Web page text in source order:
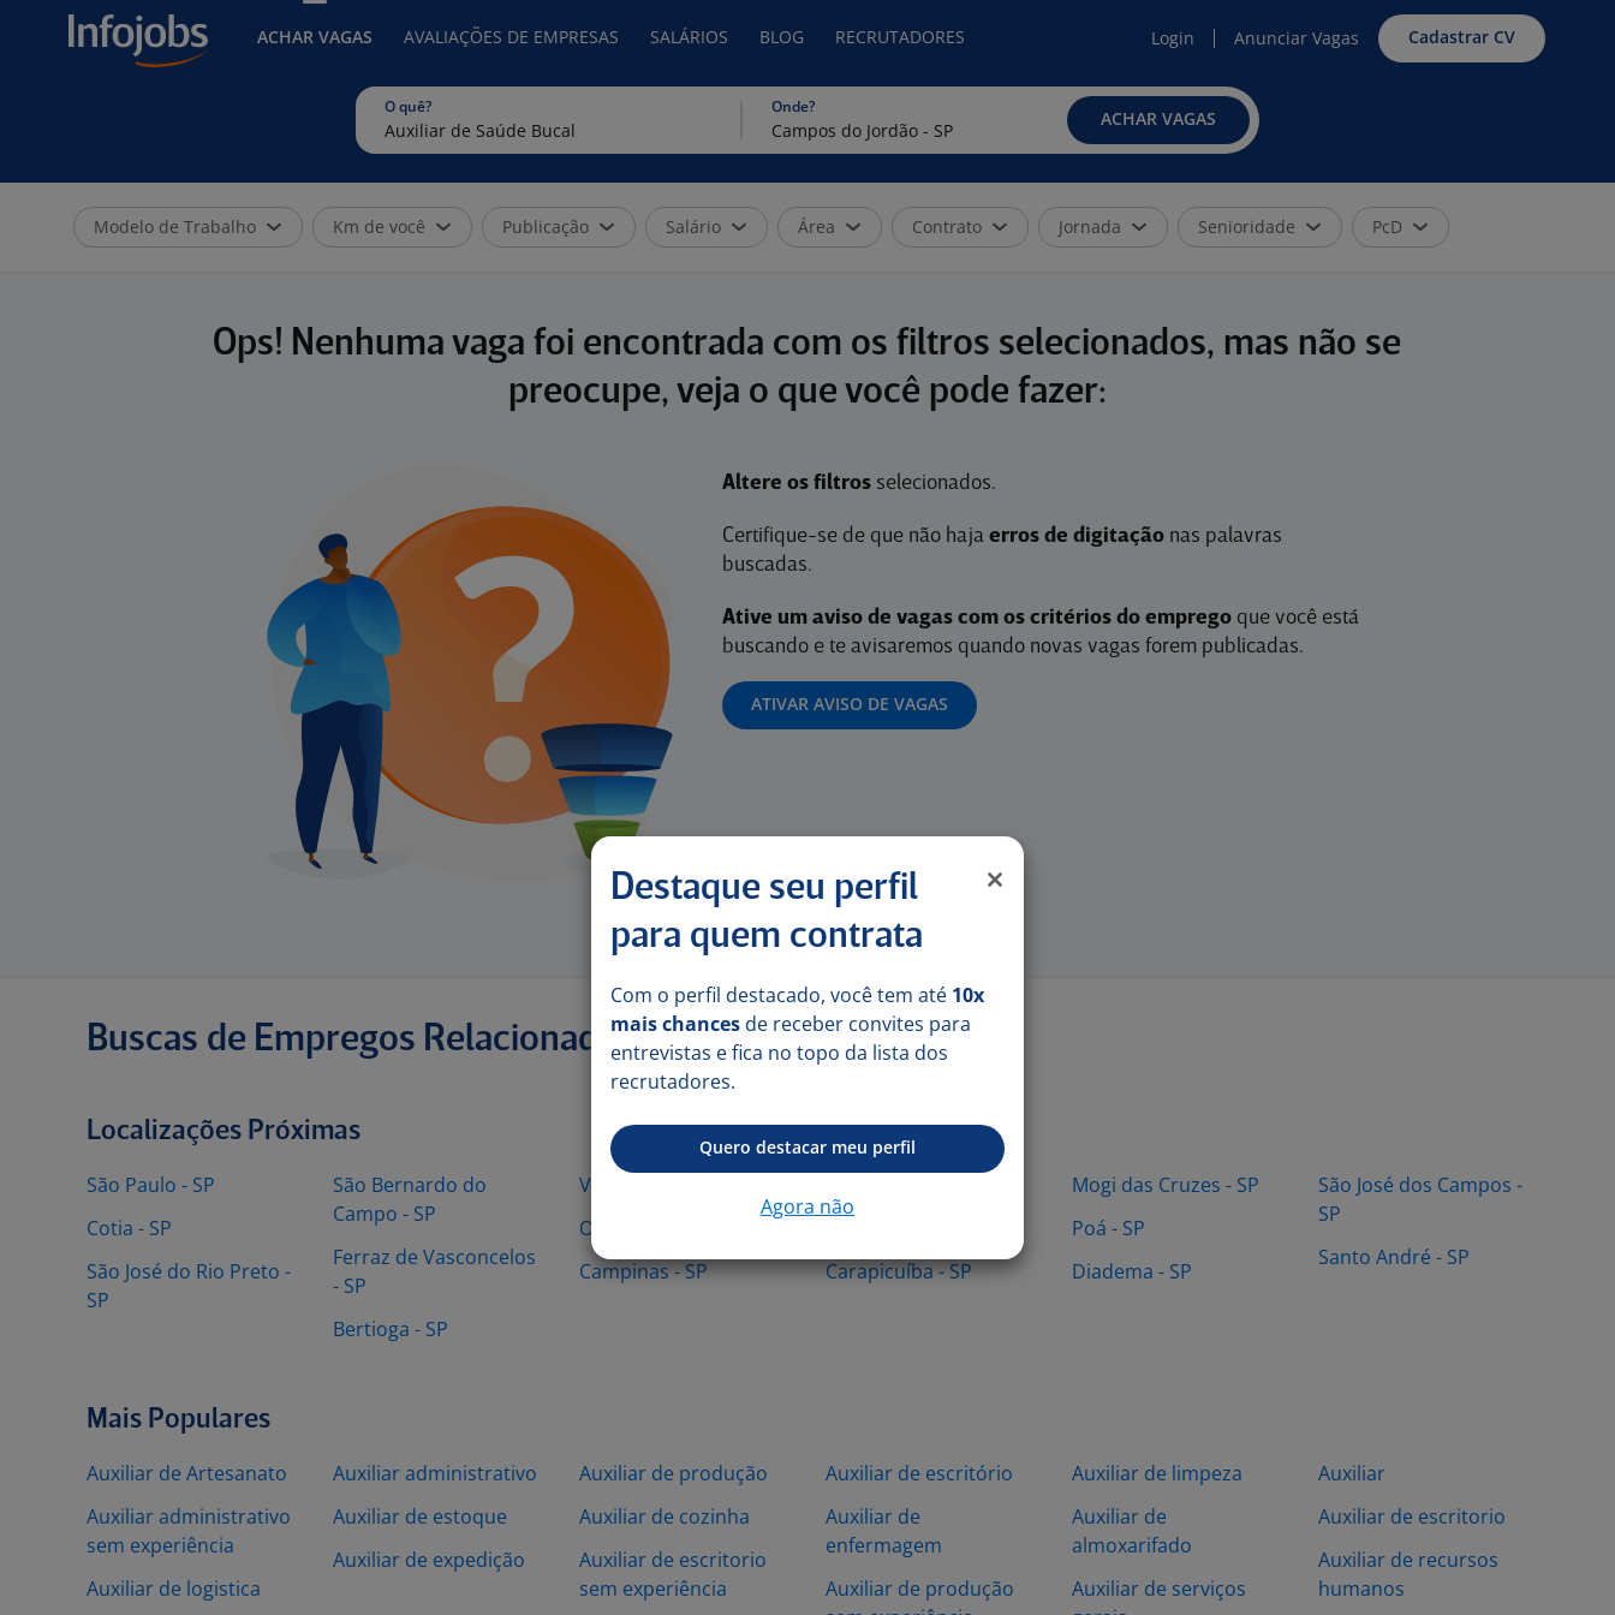
ACHAR VAGAS AVALIAÇÕES DE EMPRESAS SALÁRIOS BLOG RECRUTADORES Login Anunciar Vagas Cadastrar CV
O quê? Onde?
ACHAR VAGAS
Modelo de Trabalho Km de você Publicação Salário Área Contrato Jornada Senioridade PcD
Ops! Nenhuma vaga foi encontrada com os filtros selecionados, mas não se
preocupe, veja o que você pode fazer:
Altere os filtrosselecionados.
Certifique-se de que não haja erros de digitaçãonas palavras
buscadas.
Ative um aviso de vagas com os critérios do empregoque você está
buscando e te avisaremos quando novas vagas forem publicadas.
ATIVAR AVISO DE VAGAS
Buscas de Empregos Relacionadas
Localizações Próximas
São Paulo - SP
Cotia - SP
São José do Rio Preto -
SP
São Bernardo do
Campo - SP
Ferraz de Vasconcelos
- SP
Bertioga - SP
Vinhedo - SP
Osasco - SP
Campinas - SP
Carapicuíba - SP
Mogi das Cruzes - SP
Poá - SP
Diadema - SP
São José dos Campos -
SP
Santo André - SP
Mais Populares
Auxiliar de Artesanato
Auxiliar administrativo
sem experiência
Auxiliar de logistica
Auxiliar administrativo
Auxiliar de estoque
Auxiliar de expedição
Auxiliar de produção
Auxiliar de cozinha
Auxiliar de escritorio
sem experiência
Auxiliar de escritório
Auxiliar de
enfermagem
Auxiliar de produção
Auxiliar de limpeza
Auxiliar de
almoxarifado
Auxiliar de serviços
Auxiliar
Auxiliar de escritorio
Auxiliar de recursos
humanos
Destaque seu perfil
para quem contrata
Com o perfil destacado, você tem até 10x
mais chances de receber convites para
entrevistas e fica no topo da lista dos
recrutadores.
Quero destacar meu perfil
Agora não